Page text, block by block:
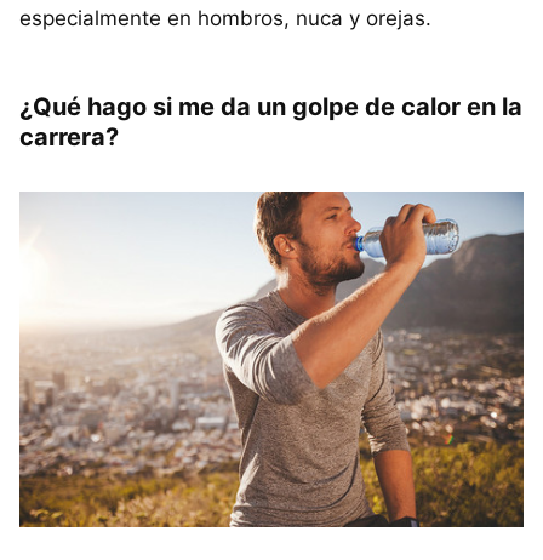
especialmente en hombros, nuca y orejas.
¿Qué hago si me da un golpe de calor en la
carrera?